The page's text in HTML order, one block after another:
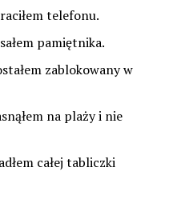
telefonu.
pamiętnika.
zablokowany w
na plaży i nie
całej tabliczki